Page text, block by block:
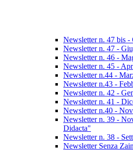
Newsletter n. 47 bis -
Newsletter n. 47 -
Newsletter n. 46 -
Newsletter n. 45 -
Newsletter n.44 -
Newsletter n.43 -
Newsletter n. 42 -
Newsletter n. 41 -
Newsletter n.40 -
Newsletter n. 39 -
Didacta"
Newsletter n. 38 -
Newsletter Senza